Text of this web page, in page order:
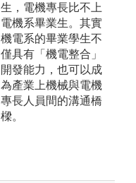
生，電機專長比不上
電機系畢業生。其實
機電系的畢業學生不
僅具有「機電整合」
開發能力，也可以成
為產業上機械與電機
專長人員間的溝通橋
樑。